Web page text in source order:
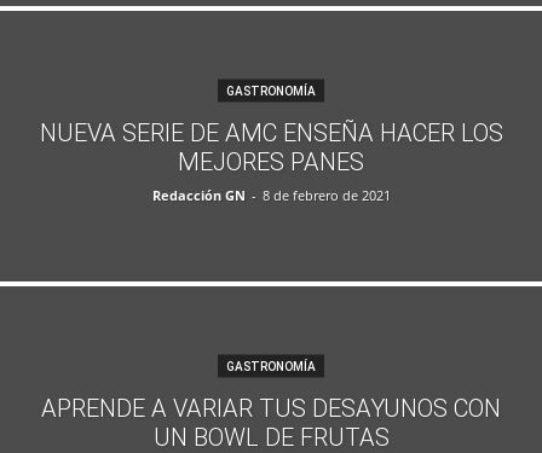
GASTRONOMÍA
NUEVA SERIE DE AMC ENSEÑA HACER LOS
MEJORES PANES
Redacción GN - 8 de febrero de 2021
GASTRONOMÍA
APRENDE A VARIAR TUS DESAYUNOS CON
UN BOWL DE FRUTAS